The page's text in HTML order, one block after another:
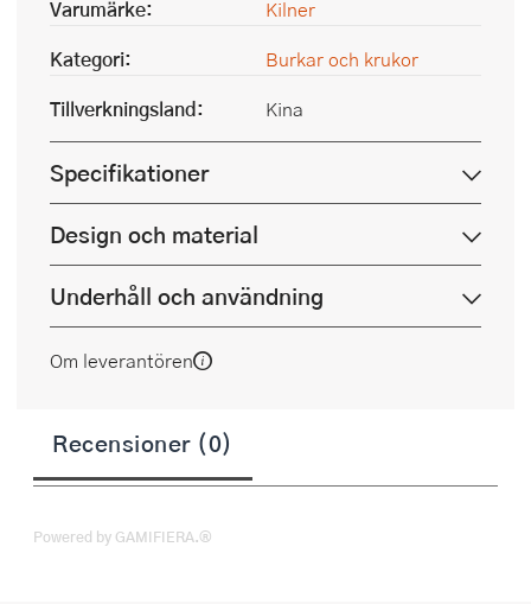
Varumärke:
Kilner
Kategori:
Burkar och krukor
Tillverkningsland:
Kina
Specifikationer
Design och material
Underhåll och användning
Om leverantören
Recensioner (0)
Powered by GAMIFIERA.®